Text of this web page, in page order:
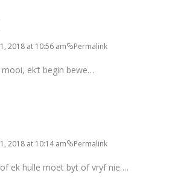
2018 at 10:56 am Permalink
ek’t begin bewe…
2018 at 10:14 am Permalink
ek hulle moet byt of vryf nie….